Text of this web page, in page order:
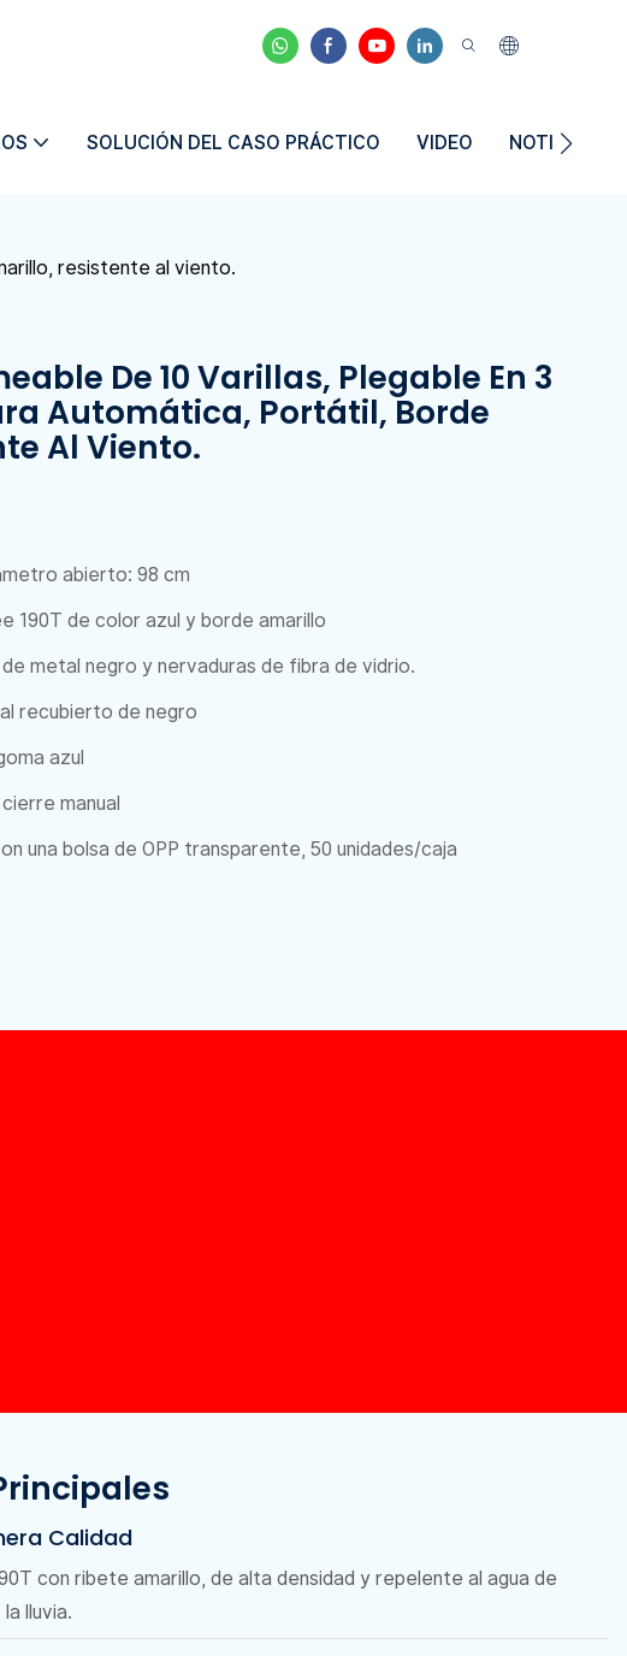
SOLUCIÓN DEL CASO PRÁCTICO VIDEO NOTICIAS
resistente al viento.
De 10 Varillas, Plegable En 3
Automática, Portátil, Borde
Al Viento.
abierto: 98 cm
190T de color azul y borde amarillo
metal negro y nervaduras de fibra de vidrio.
recubierto de negro
azul
manual
una bolsa de OPP transparente, 50 unidades/caja
Calidad
con ribete amarillo, de alta densidad y repelente al agua de
lluvia.